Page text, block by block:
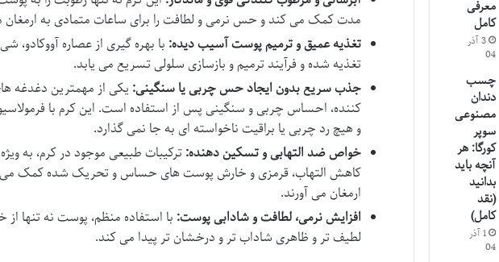
مدت کمک می کند و حس نرمی و لطافت را برای ساعات متمادی به ارمغان
تغذیه عمیق و ترمیم پوست آسیب دیده: با بهره گیری از عصاره
تغذیه شده و فرآیند ترمیم و بازسازی سلولی تسریع می یابد.
جذب سریع بدون ایجاد حس چربی یا سنگینی: یکی از مهمترین دغدغه
کننده، احساس چربی و سنگینی پس از استفاده است. این کرم با
و هیچ رد چربی یا براقیت ناخواسته ای به جا نمی گذارد.
خواص ضد التهابی و تسکین دهنده:ترکیبات طبیعی موجود در کرم، به
کاهش التهاب، قرمزی و خارش پوست های حساس و تحریک شده کمک می
ارمغان می آورند.
افزایش نرمی، لطافت و شادابی پوست: با استفاده منظم، پوست نه تنها
لطیف تر و ظاهری شاداب تر و درخشان تر پیدا می کند.
معرفی
کامل
3 آذر
04
چسب
دندان
مصنوعی
سوپر
کورگا: هر
آنچه باید
بدانید
(نقد
کامل)
1 آذر
04